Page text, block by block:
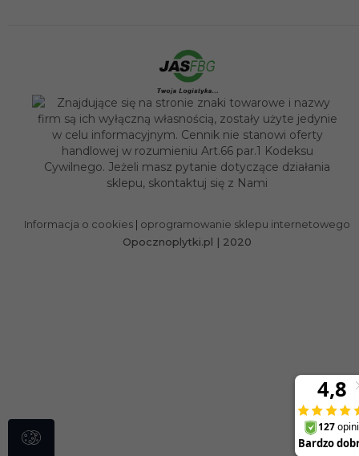
sklep@opocznoplytki.pl
Informacja o cookies | oprogramowanie sklepu internetowego
Opocznoplytki.pl | 2020